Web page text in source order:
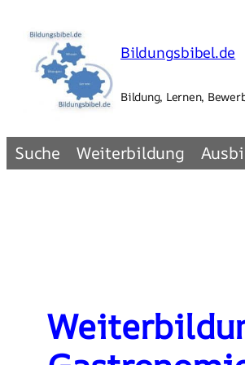
Inhalt
springen
Bildungsbibel.de
Bildung, Lernen,
Suche Weiterbildung